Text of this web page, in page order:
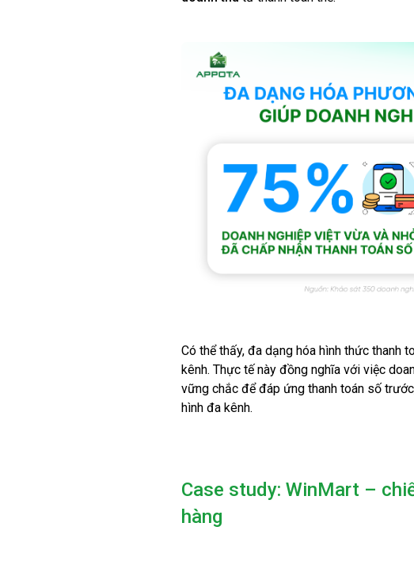
Có thể thấy, đa dạng hóa hình thức thanh
kênh. Thực tế này đồng nghĩa với việc
vững chắc để đáp ứng thanh toán số
hình đa kênh.
Case study: WinMart –
hàng